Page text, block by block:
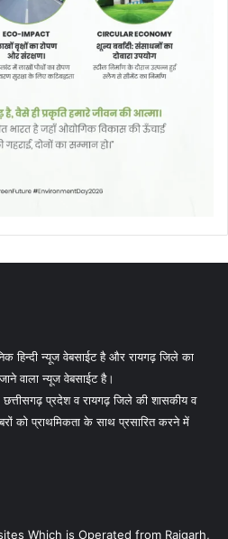
न्यूज वेबसाईट है और रायगढ़ जिले का
वाला न्यूज वेबसाईट है।
प्रदेश व रायगढ़ जिले की शासकीय व
को प्राथमिकता के साथ प्रसारित करने में
Which is Operated from Raigarh,